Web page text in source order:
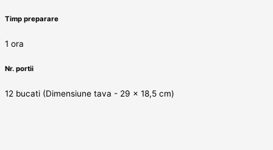
Timp preparare
1 ora
Nr. portii
12 bucati (Dimensiune tava - 29 x 18,5 cm)